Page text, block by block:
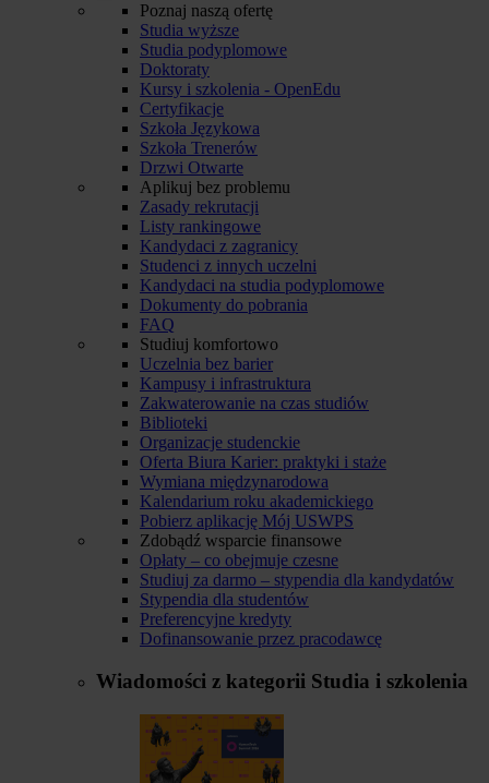
Poznaj naszą ofertę
Studia wyższe
Studia podyplomowe
Doktoraty
Kursy i szkolenia - OpenEdu
Certyfikacje
Szkoła Językowa
Szkoła Trenerów
Drzwi Otwarte
Aplikuj bez problemu
Zasady rekrutacji
Listy rankingowe
Kandydaci z zagranicy
Studenci z innych uczelni
Kandydaci na studia podyplomowe
Dokumenty do pobrania
FAQ
Studiuj komfortowo
Uczelnia bez barier
Kampusy i infrastruktura
Zakwaterowanie na czas studiów
Biblioteki
Organizacje studenckie
Oferta Biura Karier: praktyki i staże
Wymiana międzynarodowa
Kalendarium roku akademickiego
Pobierz aplikację Mój USWPS
Zdobądź wsparcie finansowe
Opłaty – co obejmuje czesne
Studiuj za darmo – stypendia dla kandydatów
Stypendia dla studentów
Preferencyjne kredyty
Dofinansowanie przez pracodawcę
Wiadomości z kategorii Studia i szkolenia